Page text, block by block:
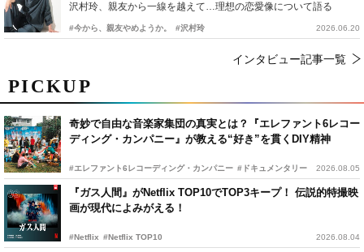
PICKUP
奇妙で自由な音楽家集団の真実とは？『エレファント6レコー
ディング・カンパニー』が教える“好き”を貫くDIY精神
#エレファント6レコーディング・カンパニー #ドキュメンタリー 2026.08.05
『ガス人間』がNetflix TOP10でTOP3キープ！ 伝説的特撮映
画が現代によみがえる！
#Netflix #Netflix TOP10 2026.08.04
沢村玲、親友から一線を越えて…理想の恋愛像について語る
#今から、親友やめようか。 #沢村玲 2026.06.20
インタビュー記事一覧